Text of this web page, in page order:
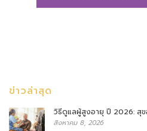
ข่าวล่าสุด
วิธีดูแลผู้สูงอายุ ปี 2026: สุ
สิงหาคม 8, 2026